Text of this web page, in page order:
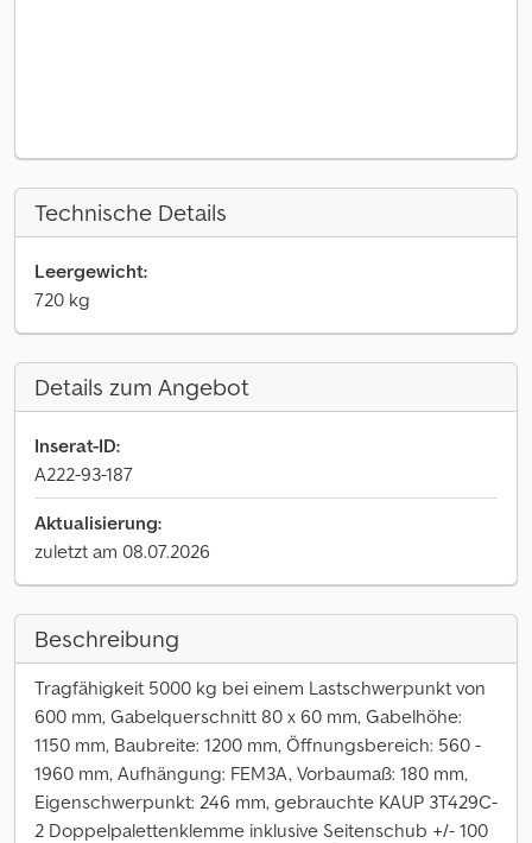
Technische Details
Leergewicht:
720 kg
Details zum Angebot
Inserat-ID:
A222-93-187
Aktualisierung:
zuletzt am 08.07.2026
Beschreibung
Tragfähigkeit 5000 kg bei einem Lastschwerpunkt von
600 mm, Gabelquerschnitt 80 x 60 mm, Gabelhöhe:
1150 mm, Baubreite: 1200 mm, Öffnungsbereich: 560 -
1960 mm, Aufhängung: FEM3A, Vorbaumaß: 180 mm,
Eigenschwerpunkt: 246 mm, gebrauchte KAUP 3T429C-
2 Doppelpalettenklemme inklusive Seitenschub +/- 100